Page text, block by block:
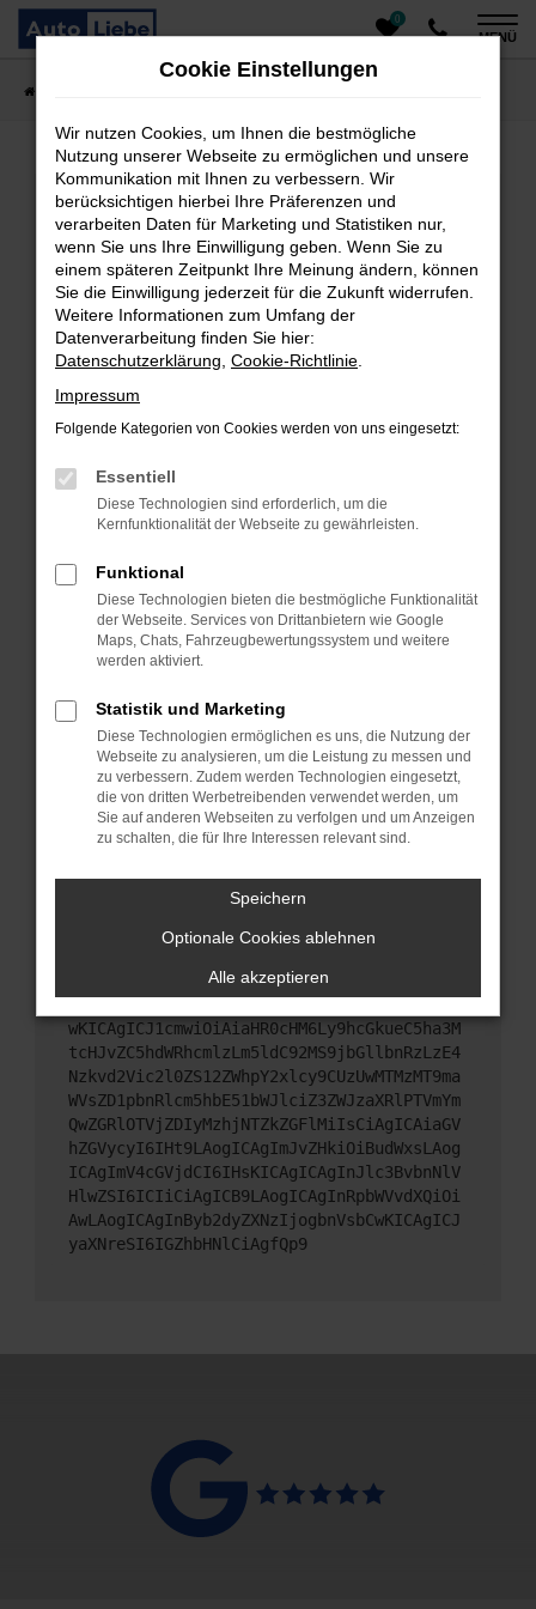
Zum
Hauptinhalt
0
MENÜ
Fehler: Network Error
Beim Laden ist ein Fehler aufgetreten.
Hier sind ein paar Tipps, die dir helfen können:
Überprüfe deine Firewall und deine
Internetverbindung.
Laden andere Webseiten, zum Beispiel deine
Suchmaschine?
Prüfe deine Browsererweiterungen.
das Laden bestimmter Seiten verhindern.
Funktioniert die Seite in einem anderen Browser
oder in einem privaten Fenster?
Das kann manchmal helfen, vorübergehende
Probleme zu beheben.
Stelle sicher, dass dein Browser und dein
Betriebssystem auf dem neuesten Stand sind.
Sicherheitsrisiko, sondern kann auch dazu führen,
dass bestimmte Funktionen nicht mehr
unterstützt werden.
Wende dich an den Webseitenbetreiber.
Wenn du alle oben genannten Schritte versucht
hast, kontaktiere uns bitte. Wir werden versuchen,
das Problem zu beheben. Du kannst uns diesen
Text schicken, um uns bei der Fehlersuche zu
unterstützen:
ewogICJuYW1lIjogIk5ldHdvcmtFcnJvciIsCiAgI
mNvbmZpZyI6IHsKICAgICJtZXRob2QiOiAiR0VUIi
wKICAgICJ1cmwiOiAiaHR0cHM6Ly9hcGkueC5ha3M
tcHJvZC5hdWRhcmlzLm5ldC92MS9jbGllbnRzLzE4
Nzkvd2Vic2l0ZS12ZWhpY2xlcy9CUzUwMTMzMT9ma
WVsZD1pbnRlcm5hbE51bWJlciZ3ZWJzaXRlPTVmYm
QwZGRlOTVjZDIyMzhjNTZkZGFlMiIsCiAgICAiaGV
hZGVycyI6IHt9LAogICAgImJvZHkiOiBudWxsLAog
ICAgImV4cGVjdCI6IHsKICAgICAgInJlc3BvbnNlV
HlwZSI6ICIiCiAgICB9LAogICAgInRpbWVvdXQiOi
AwLAogICAgInByb2dyZXNzIjogbnVsbCwKICAgICJ
yaXNreSI6IGZhbHNlCiAgfQp9
Cookie Einstellungen
Wir nutzen Cookies, um Ihnen die bestmögliche
Nutzung unserer Webseite zu ermöglichen und unsere
Kommunikation mit Ihnen zu verbessern. Wir
berücksichtigen hierbei Ihre Präferenzen und
verarbeiten Daten für Marketing und Statistiken nur,
wenn Sie uns Ihre Einwilligung geben. Wenn Sie zu
einem späteren Zeitpunkt Ihre Meinung ändern, können
Sie die Einwilligung jederzeit für die Zukunft widerrufen.
Weitere Informationen zum Umfang der
Datenverarbeitung finden Sie hier:
Datenschutzerklärung Cookie-Richtlinie
Impressum
Folgende Kategorien von Cookies werden von uns eingesetzt:
Essentiell
Diese Technologien sind erforderlich, um die
Kernfunktionalität der Webseite zu gewährleisten.
Funktional
Diese Technologien bieten die bestmögliche Funktionalität
der Webseite. Services von Drittanbietern wie Google
Maps, Chats, Fahrzeugbewertungssystem und weitere
werden aktiviert.
Statistik und Marketing
Diese Technologien ermöglichen es uns, die Nutzung der
Webseite zu analysieren, um die Leistung zu messen und
zu verbessern. Zudem werden Technologien eingesetzt,
die von dritten Werbetreibenden verwendet werden, um
Sie auf anderen Webseiten zu verfolgen und um Anzeigen
zu schalten, die für Ihre Interessen relevant sind.
Speichern
Optionale Cookies ablehnen
Alle akzeptieren